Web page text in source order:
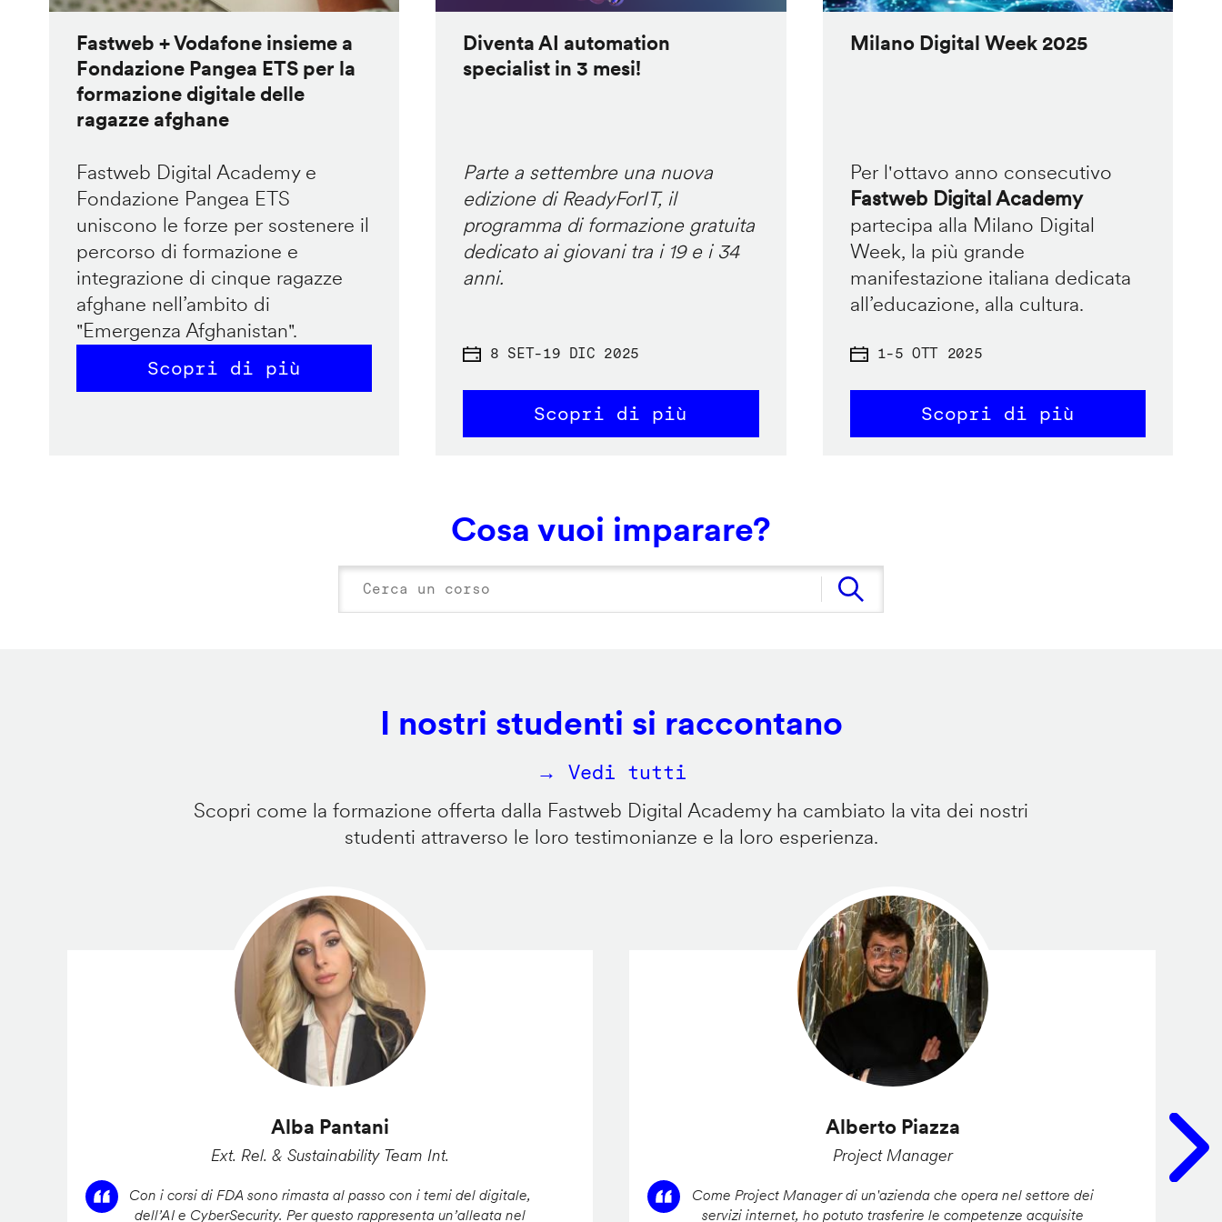
Fastweb + Vodafone insieme a
Fondazione Pangea ETS per la
formazione digitale delle
ragazze afghane
Fastweb Digital Academy e
Fondazione Pangea ETS
uniscono le forze per sostenere il
percorso di formazione e
integrazione di cinque ragazze
afghane nell’ambito di
"Emergenza Afghanistan".
Scopri di più
Diventa AI automation
specialist in 3 mesi!
Parte a settembre una nuova
edizione di ReadyForIT, il
programma di formazione gratuita
dedicato ai giovani tra i 19 e i 34
anni.
8 SET-19 DIC 2025
Scopri di più
Milano Digital Week 2025
Per l'ottavo anno consecutivo
Fastweb Digital Academy
partecipa alla Milano Digital
Week, la più grande
manifestazione italiana dedicata
all’educazione, alla cultura.
1-5 OTT 2025
Scopri di più
Cosa vuoi imparare?
I nostri studenti si raccontano
→ Vedi tutti
Scopri come la formazione offerta dalla Fastweb Digital Academy ha cambiato la vita dei nostri
studenti attraverso le loro testimonianze e la loro esperienza.
Alba Pantani
Ext. Rel. & Sustainability Team Int.
Con i corsi di FDA sono rimasta al passo con i temi del digitale,
dell’AI e CyberSecurity. Per questo rappresenta un’alleata nel
Alberto Piazza
Project Manager
Come Project Manager di un'azienda che opera nel settore dei
servizi internet, ho potuto trasferire le competenze acquisite